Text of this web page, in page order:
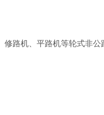
路机、平路机等轮式非